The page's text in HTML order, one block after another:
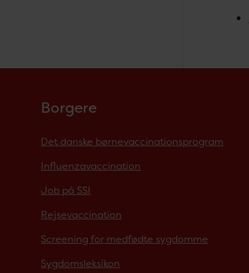
Borgere
Det danske børnevaccinationsprogram
Influenzavaccination
Job på SSI
Rejsevaccination
Screening for medfødte sygdomme
Sygdomsleksikon